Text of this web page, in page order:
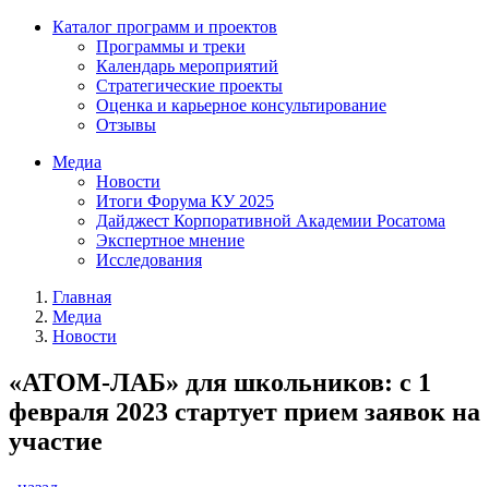
Каталог программ и проектов
Программы и треки
Календарь мероприятий
Стратегические проекты
Оценка и карьерное консультирование
Отзывы
Медиа
Новости
Итоги Форума КУ 2025
Дайджест Корпоративной Академии Росатома
Экспертное мнение
Исследования
Главная
Медиа
Новости
«АТОМ-ЛАБ» для школьников: с 1
февраля 2023 стартует прием заявок на
участие